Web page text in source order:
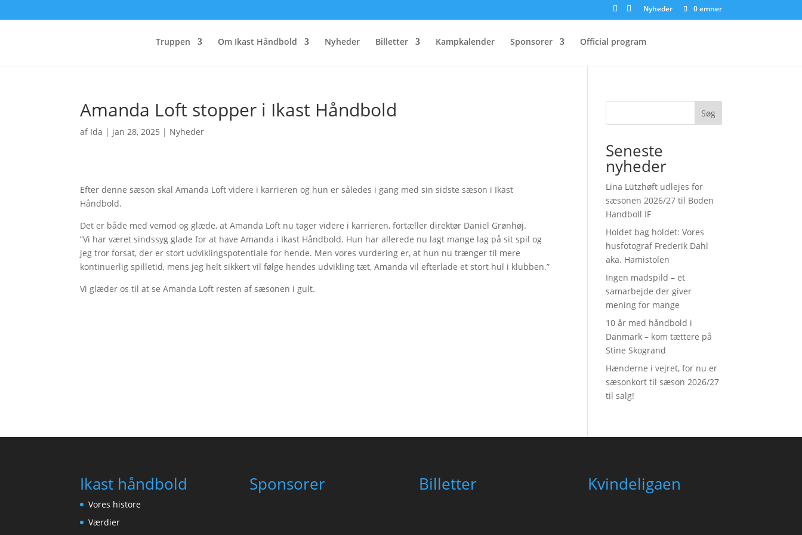
Nyheder 0 emner
Truppen Om Ikast Håndbold Nyheder Billetter Kampkalender Sponsorer Official program
Amanda Loft stopper i Ikast Håndbold
af Ida | jan 28, 2025 | Nyheder
Efter denne sæson skal Amanda Loft videre i karrieren og hun er således i gang med sin sidste sæson i Ikast
Håndbold.
Det er både med vemod og glæde, at Amanda Loft nu tager videre i karrieren, fortæller direktør Daniel Grønhøj.
”Vi har været sindssyg glade for at have Amanda i Ikast Håndbold. Hun har allerede nu lagt mange lag på sit spil og
jeg tror forsat, der er stort udviklingspotentiale for hende. Men vores vurdering er, at hun nu trænger til mere
kontinuerlig spilletid, mens jeg helt sikkert vil følge hendes udvikling tæt, Amanda vil efterlade et stort hul i klubben.”
Vi glæder os til at se Amanda Loft resten af sæsonen i gult.
Søg
Seneste
nyheder
Lina Lützhøft udlejes for
sæsonen 2026/27 til Boden
Handboll IF
Holdet bag holdet: Vores
husfotograf Frederik Dahl
aka. Hamistolen
Ingen madspild – et
samarbejde der giver
mening for mange
10 år med håndbold i
Danmark – kom tættere på
Stine Skogrand
Hænderne i vejret, for nu er
sæsonkort til sæson 2026/27
til salg!
Ikast håndbold
Vores histore
Værdier
Sponsorer Billetter Kvindeligaen